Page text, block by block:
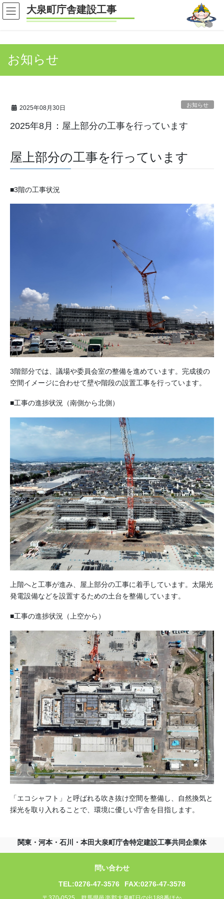
コ
ン
ツ
キ
ナ
ビ
シ
に
大泉町庁舎建設工事
お知らせ
2025年08月30日 お知らせ
2025年8月：屋上部分の工事を行っています
屋上部分の工事を行っています
■3階の工事状況
3階部分では、議場や委員会室の整備を進めています。完成後の
空間イメージに合わせて壁や階段の設置工事を行っています。
■工事の進捗状況（南側から北側）
上階へと工事が進み、屋上部分の工事に着手しています。太陽光
発電設備などを設置するための土台を整備しています。
■工事の進捗状況（上空から）
「エコシャフト」と呼ばれる吹き抜け空間を整備し、自然換気と
採光を取り入れることで、環境に優しい庁舎を目指します。
関東・河本・石川・本田大泉町庁舎特定建設工事共同企業体
問い合わせ
TEL:0276-47-3576
FAX:0276-47-3578